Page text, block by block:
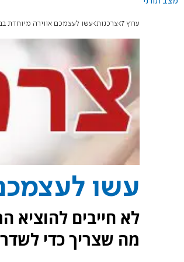
ערוץ 7 צרכנות עשו לעצמכם אווירה מיוחדת
עשו
לא חייבים להוציא
מה שצריך כדי